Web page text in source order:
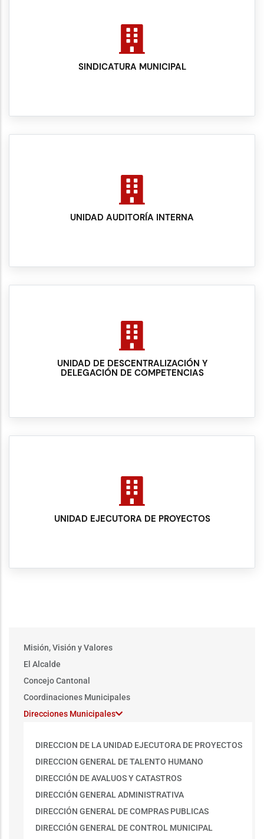
SINDICATURA MUNICIPAL
UNIDAD AUDITORÍA INTERNA
UNIDAD DE DESCENTRALIZACIÓN Y
DELEGACIÓN DE COMPETENCIAS
UNIDAD EJECUTORA DE PROYECTOS
Main
menu
Misión, Visión y Valores
El Alcalde
Concejo Cantonal
Coordinaciones Municipales
Direcciones Municipales
DIRECCION DE LA UNIDAD EJECUTORA DE PROYECTOS
DIRECCION GENERAL DE TALENTO HUMANO
DIRECCIÓN DE AVALUOS Y CATASTROS
DIRECCIÓN GENERAL ADMINISTRATIVA
DIRECCIÓN GENERAL DE COMPRAS PUBLICAS
DIRECCIÓN GENERAL DE CONTROL MUNICIPAL